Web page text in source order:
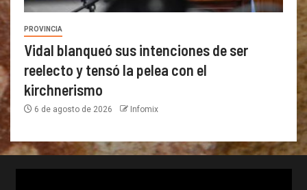
PROVINCIA
Vidal blanqueó sus intenciones de ser
reelecto y tensó la pelea con el
kirchnerismo
6 de agosto de 2026 Infomix